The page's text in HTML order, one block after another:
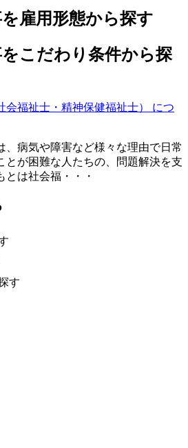
雇用形態から探す
こだわり条件から探
会福祉士・精神保健福祉士） につ
、病気や障害など様々な理由で日常
とが困難な人たちの、問題解決を支
は社会福・・・
す